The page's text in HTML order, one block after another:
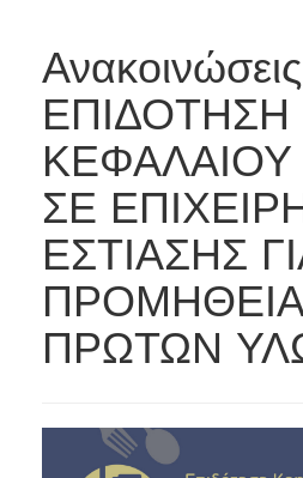
ΕΠΙΔΟΤΗΣΗ
ΚΕΦΑΛΑΙΟΥ
ΣΕ
ΕΣΤΙΑΣΗΣ
ΠΡΩΤΩΝ